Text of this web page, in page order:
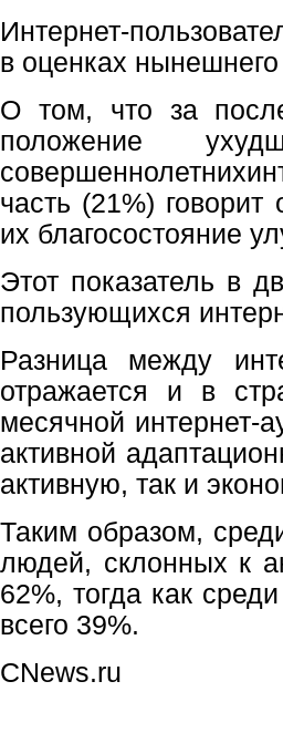
Интернет-
в оценках
О том, что за
положение
часть (21%)
их благосостояние
Этот показатель в
пользующихся
Разница между
отражается и в
месячной интернет-
активной
активную, так и
Таким образом,
людей, склонных к
62%, тогда как
всего 39%.
CNews.ru